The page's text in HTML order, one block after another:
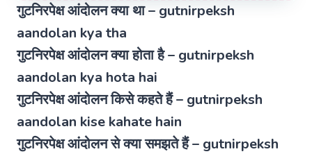
गुटनिरपेक्ष आंदोलन क्या था – gutnirpeksh
aandolan kya tha
गुटनिरपेक्ष आंदोलन क्या होता है – gutnirpeksh
aandolan kya hota hai
गुटनिरपेक्ष आंदोलन किसे कहते हैं – gutnirpeksh
aandolan kise kahate hain
गुटनिरपेक्ष आंदोलन से क्या समझते हैं – gutnirpeksh